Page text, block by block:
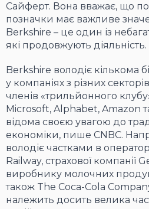
Сайферт. Вона вважає, що
позначки має важливе
Berkshire – це один із
які продовжують діяльність.
Berkshire володіє кількома
у компаніях з різних
членів «трильйонного
Microsoft, Alphabet, Amazon
відома своєю увагою до
економіки, пише CNBC.
володіє частками в
Railway, страхової компанії
виробнику молочних
також The Coca-Cola
належить досить велика